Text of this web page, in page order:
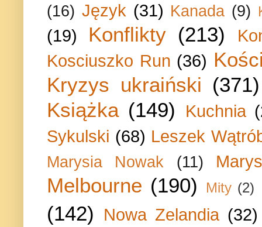
(16) Język (31) Kanada (9)
(19) Konflikty (213)
Kosciuszko Run (36)
Kryzys ukraiński (371)
Książka (149) Kuchnia
Sykulski (68) Leszek
Marysia Nowak (11)
Melbourne (190) Mity (2)
(142) Nowa Zelandia (32)